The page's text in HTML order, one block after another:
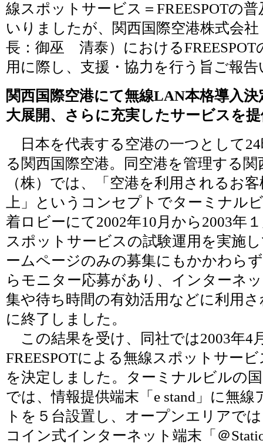
線スポットサービス＝FREESPOTの
いりましたが、関西国際空港株式会
長：御巫 清泰）におけるFREESPOT
用に際し、支援・協力を行う旨ご報
関西国際空港にて無線LAN本格導入決
大展開、さらに充実したサービスを
日本を代表する空港の一つとして
る関西国際空港。同空港を管理する関
（株）では、「空港を利用されるお
上」というコンセプトでターミナル
着ロビーにて2002年10月から2003年
スポットサービスの試験運用を実施
ームページのみの募集にもかかわら
らモニター応募があり、インターネ
集や待ち時間の有効活用などに利用
に終了しました。
この結果を受け、同社では2003年4
FREESPOTによる無線スポットサー
を決定しました。ターミナルビルの
では、情報提供端末「e stand」に無
トを５台設置し、オープンエリアで
コイン式インターネット端末「＠